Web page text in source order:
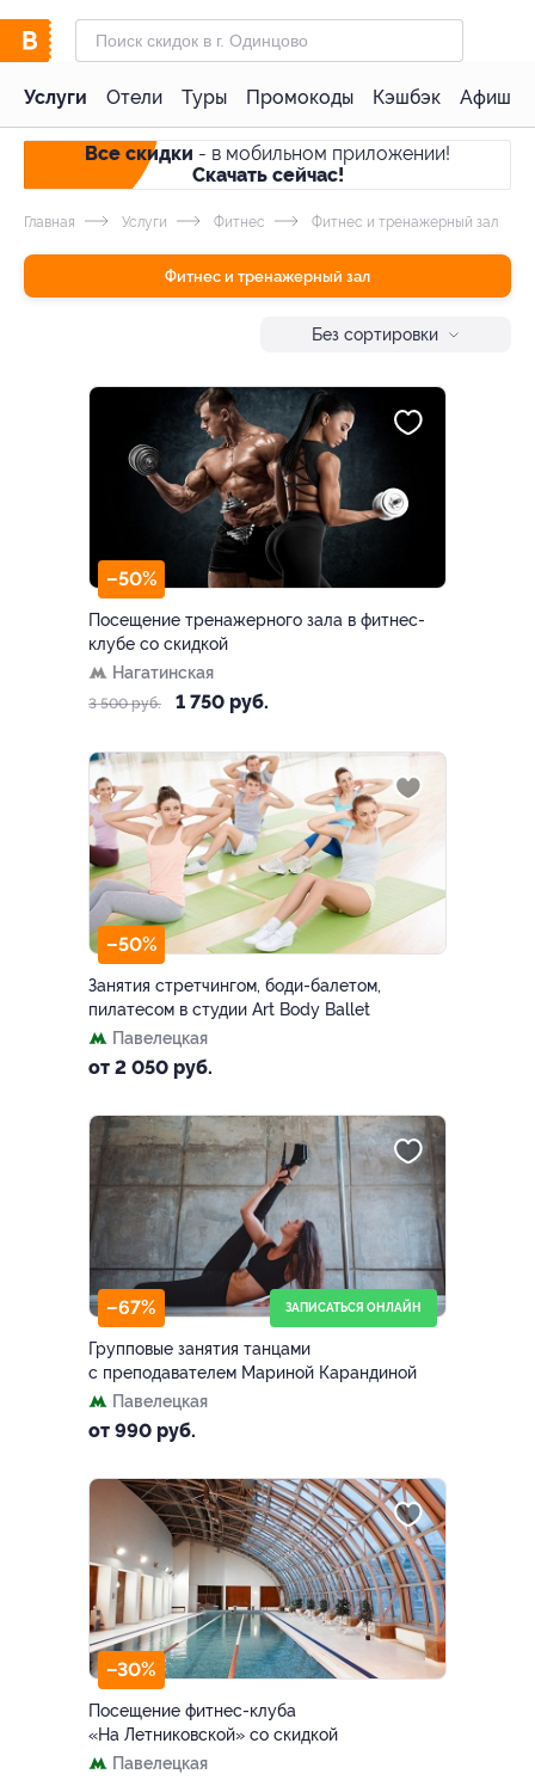
Услуги Отели Туры Промокоды Кэшбэк Афиша
Все скидки - в мобильном приложении!
Скачать сейчас!
Главная Услуги Фитнес Фитнес и тренажерный зал
Фитнес и тренажерный зал
Без сортировки
–50%
Посещение тренажерного зала в фитнес-
клубе со скидкой
Нагатинская
3 500 руб. 1 750 руб.
–50%
Занятия стретчингом, боди-балетом,
пилатесом в студии Art Body Ballet
Павелецкая
от 2 050 руб.
–67% ЗАПИСАТЬСЯ ОНЛАЙН
Групповые занятия танцами
с преподавателем Мариной Карандиной
Павелецкая
от 990 руб.
–30%
Посещение фитнес-клуба
«На Летниковской» со скидкой
Павелецкая